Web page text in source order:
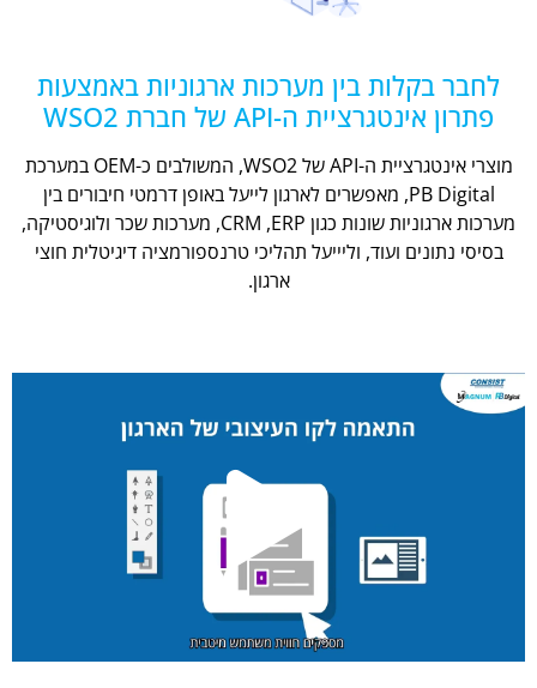
לחבר בקלות בין מערכות ארגוניות באמצעות
פתרון אינטגרציית ה-API של חברת WSO2
מוצרי אינטגרציית ה-API של WSO2, המשולבים כ-OEM במערכת
PB Digital, מאפשרים לארגון לייעל באופן דרמטי חיבורים בין
מערכות ארגוניות שונות כגון CRM ,ERP, מערכות שכר ולוגיסטיקה,
בסיסי נתונים ועוד, וליייעל תהליכי טרנספורמציה דיגיטלית חוצי
ארגון.